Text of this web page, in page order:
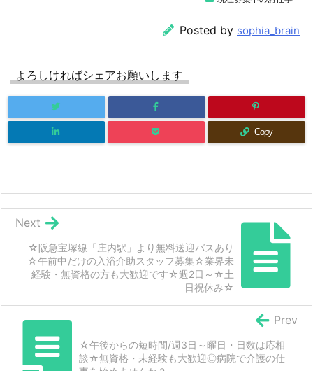
Posted by sophia_brain
よろしければシェアお願いします
Copy
☆阪急宝塚線「庄内駅」より無料送迎バスあり
☆午前中だけの入浴介助スタッフ募集☆業界未
経験・無資格の方も大歓迎です☆週2日～☆土
日祝休み☆
Next
☆午後からの短時間/週3日～曜日・日数は応相
談☆無資格・未経験も大歓迎◎病院で介護の仕
Prev